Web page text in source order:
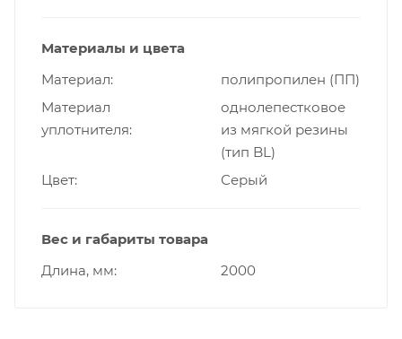
Материалы и цвета
Материал
полипропилен (ПП)
Материал
уплотнителя
однолепестковое
из мягкой резины
(тип BL)
Цвет
Серый
Вес и габариты товара
Длина, мм
2000